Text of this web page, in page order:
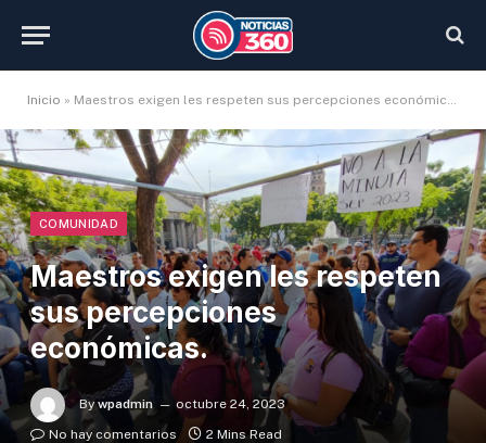
Inicio » Maestros exigen les respeten sus percepciones económicas.
COMUNIDAD
Maestros exigen les respeten
sus percepciones
económicas.
By wpadmin
octubre 24, 2023
No hay comentarios
2 Mins Read